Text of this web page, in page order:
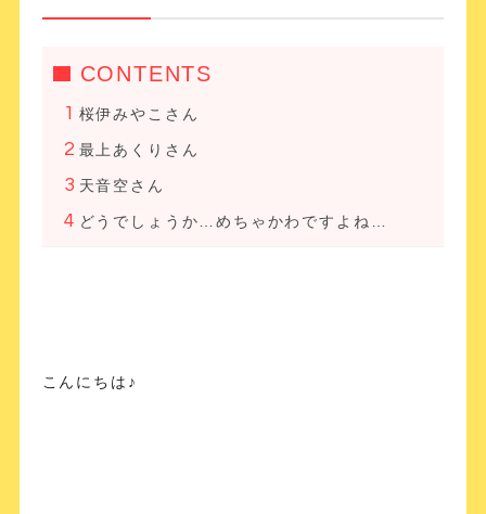
CONTENTS
桜伊みやこさん
最上あくりさん
天音空さん
どうでしょうか…めちゃかわですよね…
こんにちは♪